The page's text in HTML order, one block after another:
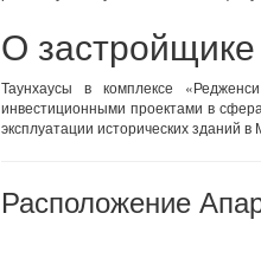
О застройщике
Таунхаусы в комплексе
инвестиционными проектами в
эксплуатации исторических зданий в
Расположение